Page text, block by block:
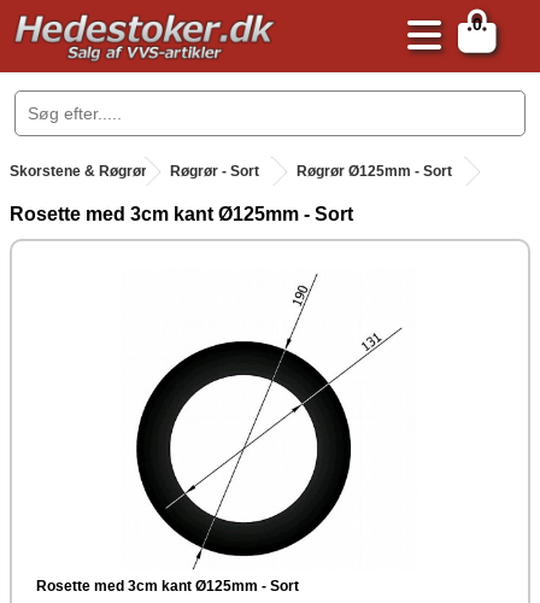
0
.
Skorstene & Røgrør . Røgrør - Sort Røgrør Ø125mm - Sort
Rosette med 3cm kant Ø125mm - Sort
Rosette med 3cm kant Ø125mm - Sort